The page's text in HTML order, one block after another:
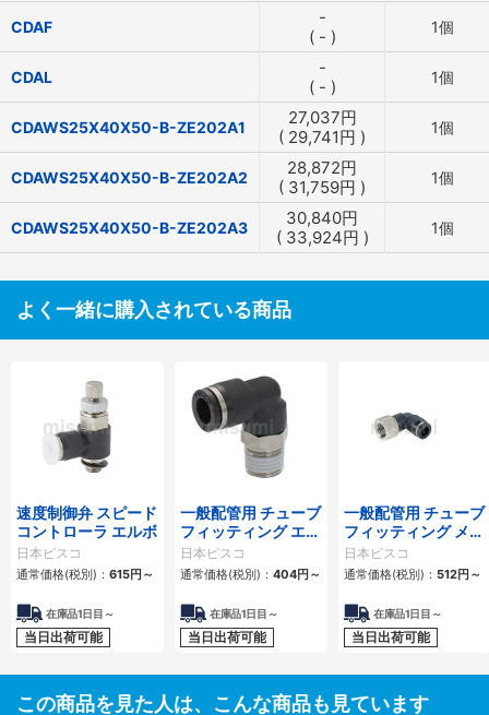
CDAF
-
( - ) 1個
CDAL
-
( - ) 1個
CDAWS25X40X50-B-ZE202A1 27,037円
( 29,741円 ) 1個
CDAWS25X40X50-B-ZE202A2 28,872円
( 31,759円 ) 1個
CDAWS25X40X50-B-ZE202A3 30,840円
( 33,924円 ) 1個
よく一緒に購入されている商品
速度制御弁 スピード
コントローラ エルボ
日本ピスコ
通常価格(税別)： 615円 ～
在庫品1日目～
当日出荷可能
一般配管用 チューブ
フィッティング エル
ボ
日本ピスコ
通常価格(税別)： 404円 ～
在庫品1日目～
当日出荷可能
一般配管用 チューブ
フィッティング メス
エルボ
日本ピスコ
通常価格(税別)： 512円 ～
在庫品1日目～
当日出荷可能
この商品を見た人は、こんな商品も見ています